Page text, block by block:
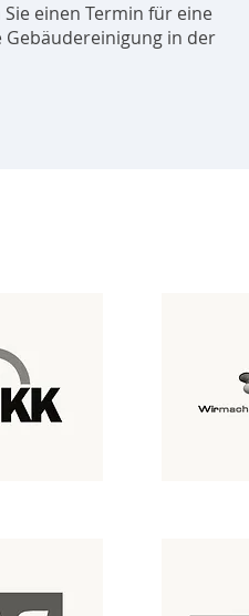
einen Termin für eine
Gebäudereinigung in der